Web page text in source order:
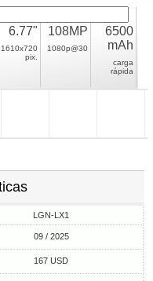
6.77"
1610x720
pix.
108MP
1080p@30
6500
mAh
carga
rápida
LGN-LX1
09 / 2025
167 USD